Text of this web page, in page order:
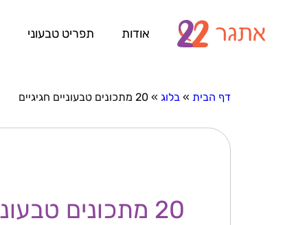
אודות תפריט טבעוני
דף הבית » בלוג » 20 מתכונים טבעוניים חגיגיים
20 מתכונים טבעוניים חגיגיים